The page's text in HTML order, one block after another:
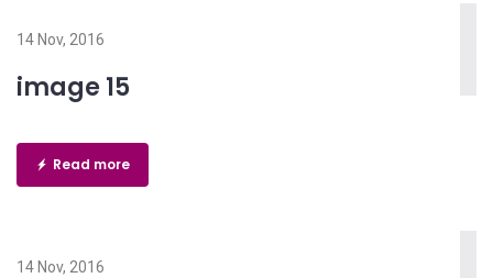
14 Nov, 2016
image 15
Read more
14 Nov, 2016